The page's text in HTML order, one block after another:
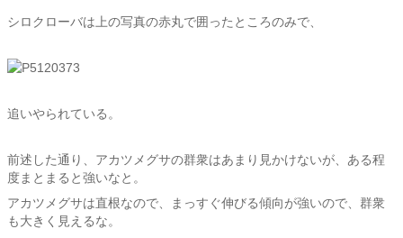
シロクローバは上の写真の赤丸で囲ったところのみで、
追いやられている。
前述した通り、アカツメグサの群衆はあまり見かけないが、ある程
度まとまると強いなと。
アカツメグサは直根なので、まっすぐ伸びる傾向が強いので、群衆
も大きく見えるな。